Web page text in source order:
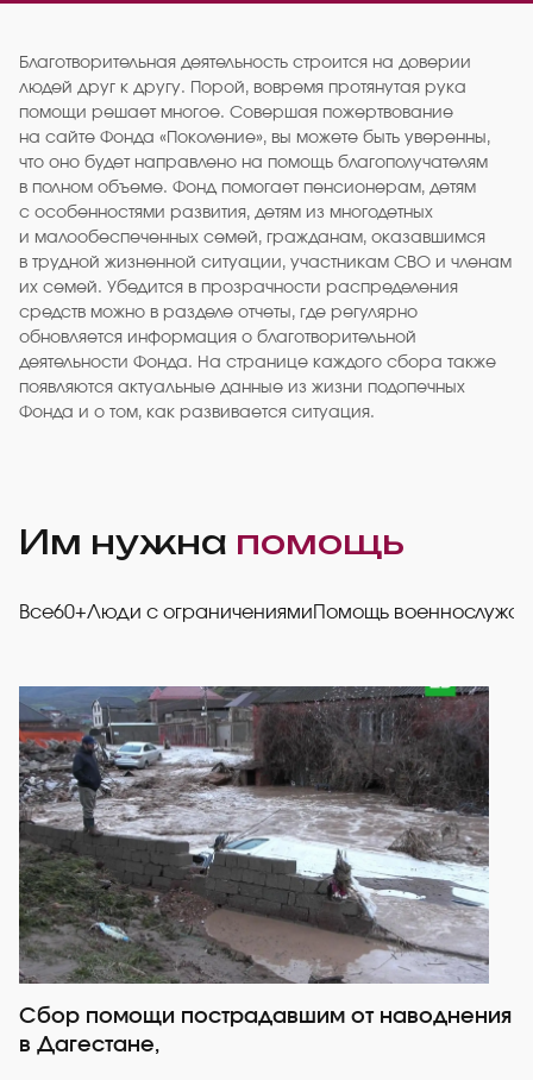
Благотворительная деятельность строится на доверии
людей друг к другу. Порой, вовремя протянутая рука
помощи решает многое. Совершая пожертвование
на сайте Фонда «Поколение», вы можете быть уверенны,
что оно будет направлено на помощь благополучателям
в полном объеме. Фонд помогает пенсионерам, детям
с особенностями развития, детям из многодетных
и малообеспеченных семей, гражданам, оказавшимся
в трудной жизненной ситуации, участникам СВО и членам
их семей. Убедится в прозрачности распределения
средств можно в разделе отчеты, где регулярно
обновляется информация о благотворительной
деятельности Фонда. На странице каждого сбора также
появляются актуальные данные из жизни подопечных
Фонда и о том, как развивается ситуация.
Им нужна помощь
Все60+Люди с ограничениями Помощь
Сбор помощи пострадавшим от наводнения
в Дагестане,